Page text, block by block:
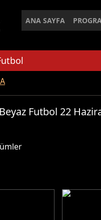
ANA SAYFA
Beyaz Futbol 22